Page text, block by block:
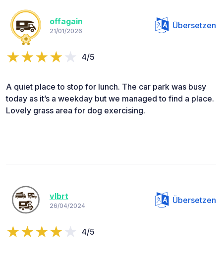
offagain
21/01/2026
Übersetzen
4/5
A quiet place to stop for lunch. The car park was busy
today as it’s a weekday but we managed to find a place.
Lovely grass area for dog exercising.
vlbrt
26/04/2024
Übersetzen
4/5